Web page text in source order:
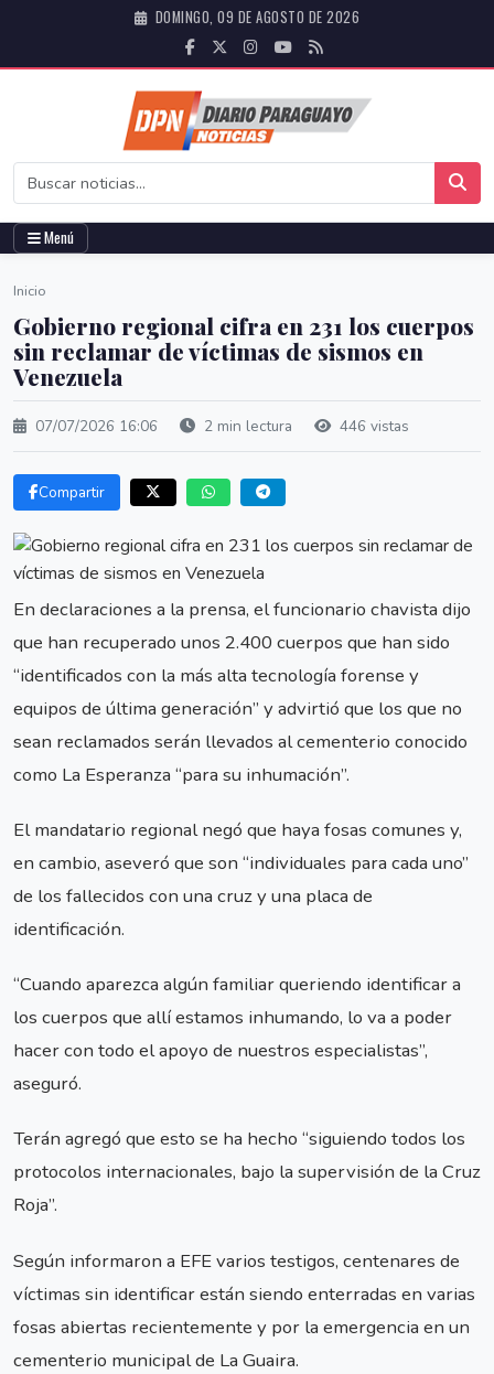
DOMINGO, 09 DE AGOSTO DE 2026
Menú
Inicio
Gobierno regional cifra en 231 los cuerpos
sin reclamar de víctimas de sismos en
Venezuela
07/07/2026 16:06 2 min lectura 446 vistas
Compartir
En declaraciones a la prensa, el funcionario chavista dijo
que han recuperado unos 2.400 cuerpos que han sido
“identificados con la más alta tecnología forense y
equipos de última generación” y advirtió que los que no
sean reclamados serán llevados al cementerio conocido
como La Esperanza “para su inhumación”.
El mandatario regional negó que haya fosas comunes y,
en cambio, aseveró que son “individuales para cada uno”
de los fallecidos con una cruz y una placa de
identificación.
“Cuando aparezca algún familiar queriendo identificar a
los cuerpos que allí estamos inhumando, lo va a poder
hacer con todo el apoyo de nuestros especialistas”,
aseguró.
Terán agregó que esto se ha hecho “siguiendo todos los
protocolos internacionales, bajo la supervisión de la Cruz
Roja”.
Según informaron a EFE varios testigos, centenares de
víctimas sin identificar están siendo enterradas en varias
fosas abiertas recientemente y por la emergencia en un
cementerio municipal de La Guaira.